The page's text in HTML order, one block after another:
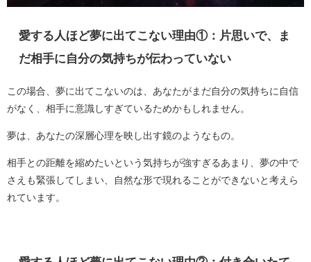
愛する人ほど夢に出てこない理由①：片思いで、ま
だ相手に自分の気持ちが伝わっていない
この場合、夢に出てこないのは、あなたがまだ自分の気持ちに自信
がなく、相手に意識しすぎているためかもしれません。
夢は、あなたの深層心理を映し出す鏡のようなもの。
相手との距離を縮めたいという気持ちが強すぎるあまり、夢の中で
さえも緊張してしまい、自然な形で現れることができないと考えら
れています。